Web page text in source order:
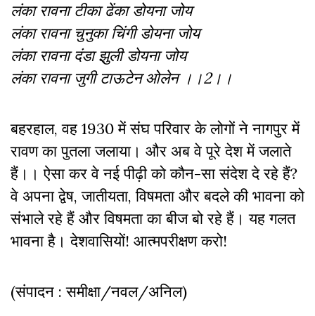
लंका रावना टीका ढेंका डोयना जोय
लंका रावना चुनुका चिंगी डोयना जोय
लंका रावना दंडा झुली डोयना जोय
लंका रावना जुगी टाऊटेन ओलेन ।।2।।
बहरहाल, वह 1930 में संघ परिवार के लोगों ने नागपुर में
रावण का पुतला जलाया। और अब वे पूरे देश में जलाते
हैं।। ऐसा कर वे नई पीढ़ी को कौन-सा संदेश दे रहे हैं?
वे अपना द्वेष, जातीयता, विषमता और बदले की भावना को
संभाले रहे हैं और विषमता का बीज बो रहे हैं। यह गलत
भावना है। देशवासियों! आत्मपरीक्षण करो!
(संपादन : समीक्षा/नवल/अनिल)